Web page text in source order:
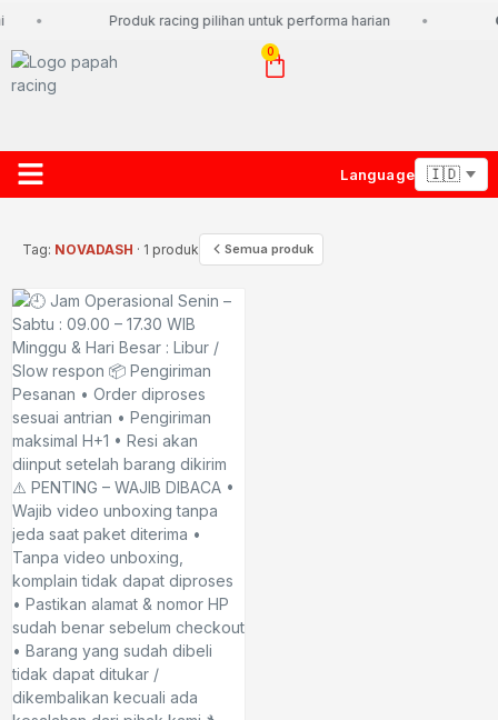
Produk racing pilihan untuk performa harian
0
Language
Tag: NOVADASH · 1 produk Semua produk